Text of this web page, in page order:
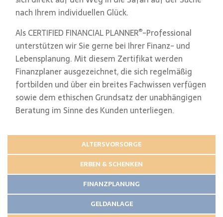
nach Ihrem individuellen Glück.
Als CERTIFIED FINANCIAL PLANNER®-Professional
unterstützen wir Sie gerne bei Ihrer Finanz- und
Lebensplanung. Mit diesem Zertifikat werden
Finanzplaner ausgezeichnet, die sich regelmäßig
fortbilden und über ein breites Fachwissen verfügen
sowie dem ethischen Grundsatz der unabhängigen
Beratung im Sinne des Kunden unterliegen.
ALTERSVORSORGE
ERBEN & SCHENKEN
FINANZPLANUNG
GELDANLAGE